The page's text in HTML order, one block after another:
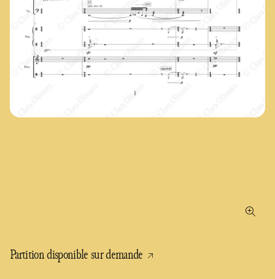
Partition disponible sur demande